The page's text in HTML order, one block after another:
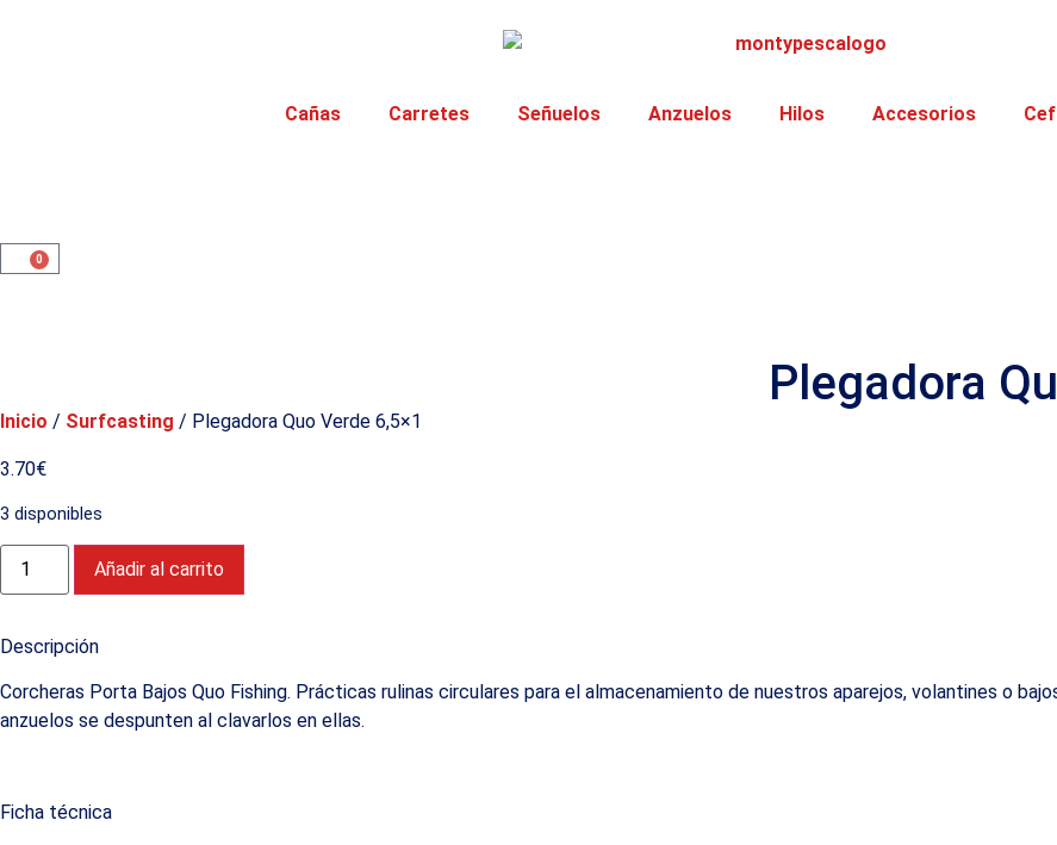
Cañas Carretes Señuelos Anzuelos Hilos Accesorios
0
Plegadora
Inicio / Surfcasting / Plegadora Quo Verde 6,5×1
3.70€
3 disponibles
Añadir al carrito
Descripción
Corcheras Porta Bajos Quo Fishing. Prácticas rulinas circulares para el almacenamiento de nuestros aparejos, volantines o
anzuelos se despunten al clavarlos en ellas.
Ficha técnica